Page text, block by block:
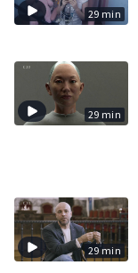
29 min
29 min
29 min